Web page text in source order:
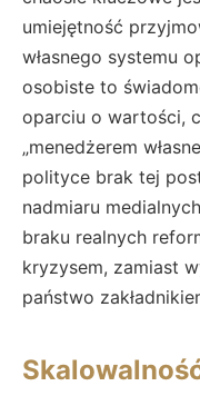
umiejętność
własnego systemu
osobiste to
oparciu o wartości,
„menedżerem
polityce brak tej
nadmiaru
braku realnych
kryzysem, zamiast
państwo